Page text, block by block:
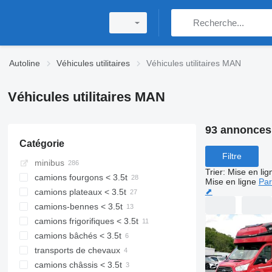
Autoline Véhicules utilitaires Véhicules utilitaires MAN
Véhicules utilitaires MAN
Catégorie
minibus
camions fourgons < 3.5t
camions plateaux < 3.5t
camions-bennes < 3.5t
camions frigorifiques < 3.5t
camions bâchés < 3.5t
transports de chevaux
camions châssis < 3.5t
93
Filtre
Trier: Mise en
Mise en ligne
⬈